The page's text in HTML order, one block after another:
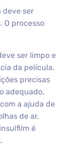
deve ser
O processo
ser limpo e
da película.
precisas
adequado.
a ajuda de
de ar.
é